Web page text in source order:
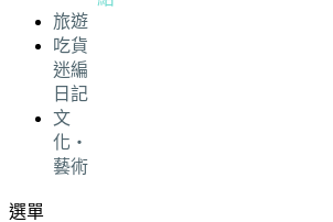
旅遊
吃貨
迷編
日記
文
化・
藝術
選單